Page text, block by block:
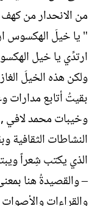
من الانحدار من كهف
" يا خيلَ الهكسوس
ارتدِّي يا خيل
ولكن هذه الخيلَ
بقيتُ أتابع
وخيبات محمد لافي
النشاطات
الذي يكتب شِعراً
– والقصيدةُ هنا